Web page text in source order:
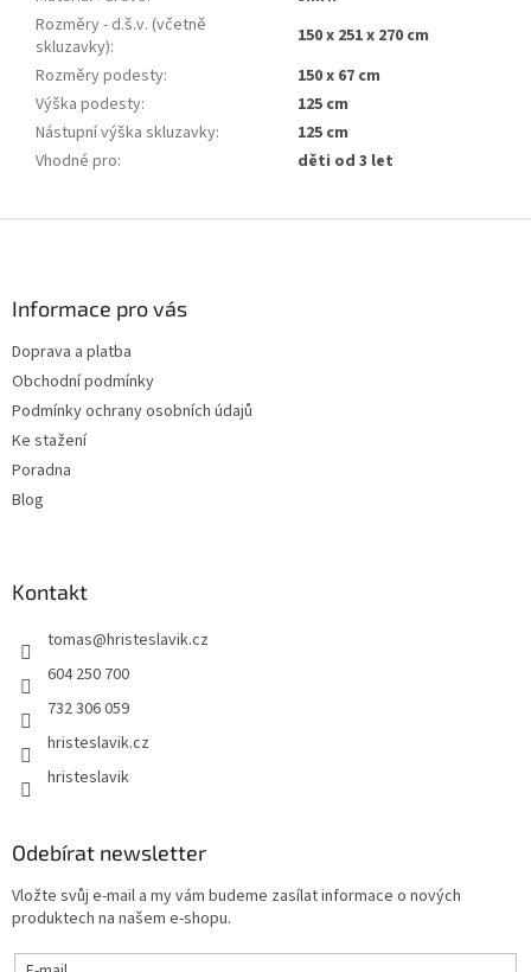
Rozměry - d.š.v. (včetně
skluzavky):
150 x 251 x 270 cm
Rozměry podesty:
150 x 67 cm
Výška podesty:
125 cm
Nástupní výška skluzavky:
125 cm
Vhodné pro: děti od 3 let
Informace pro vás
Doprava a platba
Obchodní podmínky
Podmínky ochrany osobních údajů
Ke stažení
Poradna
Blog
Kontakt
tomas@hristeslavik.cz
604 250 700
732 306 059
hristeslavik.cz
hristeslavik
Odebírat newsletter
Vložte svůj e-mail a my vám budeme zasílat informace o nových
produktech na našem e-shopu.